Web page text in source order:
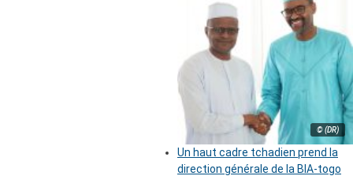
© (DR)
Un haut cadre tchadien prend la
direction générale de la BIA-togo